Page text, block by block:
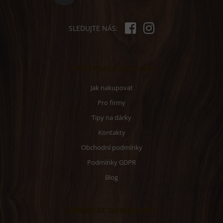
SLEDUJTE NÁS:
Jak nakupovat
Pro firmy
Tipy na dárky
Kontakty
Obchodní podmínky
Podmínky GDPR
Blog